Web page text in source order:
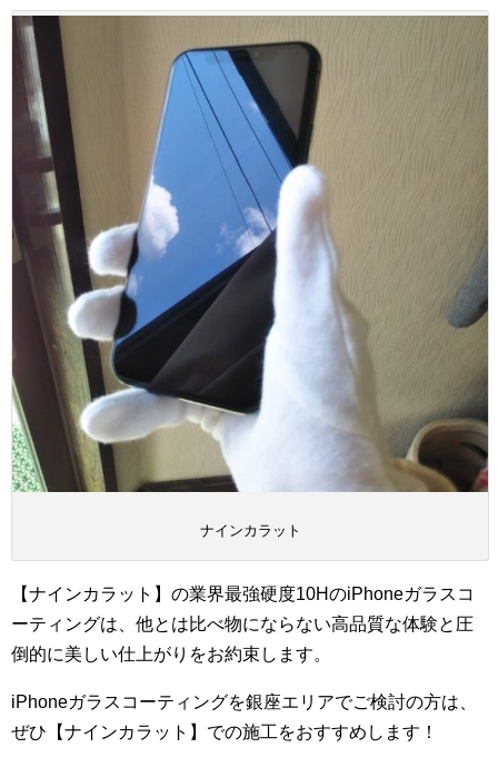
ナインカラット
【ナインカラット】の業界最強硬度10HのiPhoneガラスコ
ーティングは、他とは比べ物にならない高品質な体験と圧
倒的に美しい仕上がりをお約束します。
iPhoneガラスコーティングを銀座エリアでご検討の方は、
ぜひ【ナインカラット】での施工をおすすめします！